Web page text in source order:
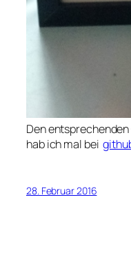
Den
hab ich mal bei
28. Februar 2016